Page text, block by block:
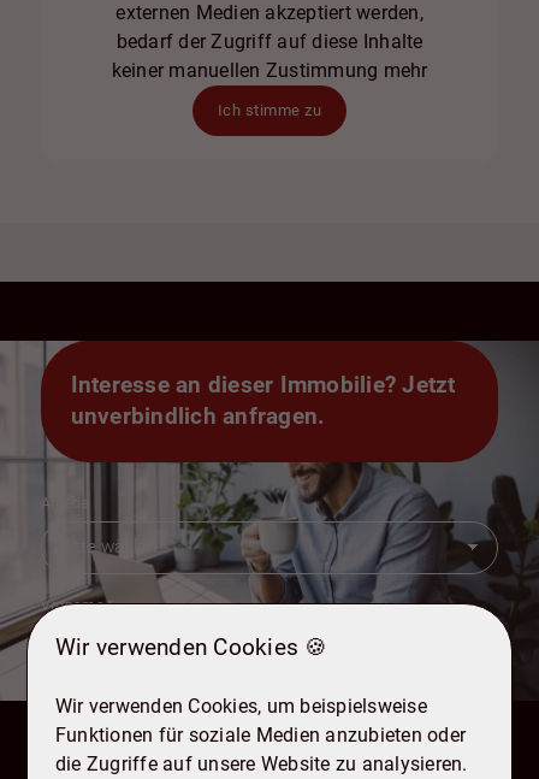
externen Medien akzeptiert werden,
bedarf der Zugriff auf diese Inhalte
keiner manuellen Zustimmung mehr
Ich stimme zu
Interesse an dieser Immobilie? Jetzt
unverbindlich anfragen.
Anrede
Vorname*
Nachname*
Wir verwenden Cookies 🍪
Wir verwenden Cookies, um beispielsweise
Funktionen für soziale Medien anzubieten oder
die Zugriffe auf unsere Website zu analysieren.